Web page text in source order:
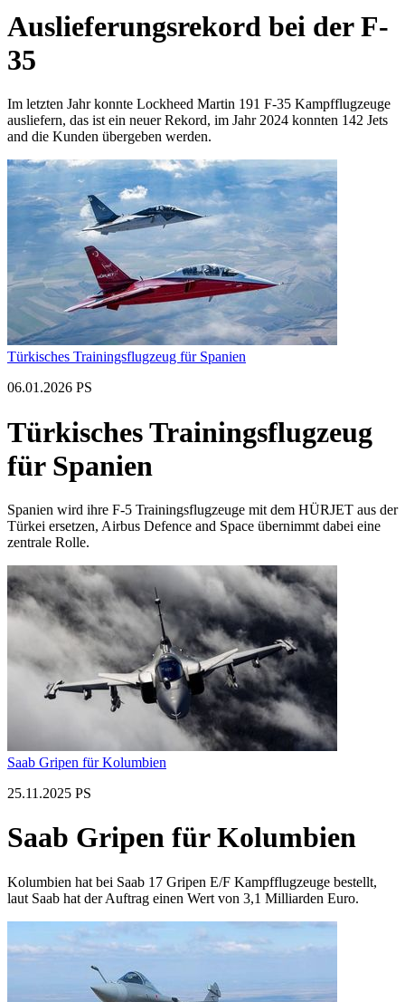
Auslieferungsrekord bei der F-
35
Im letzten Jahr konnte Lockheed Martin 191 F-35 Kampfflugzeuge
ausliefern, das ist ein neuer Rekord, im Jahr 2024 konnten 142 Jets
and die Kunden übergeben werden.
Türkisches Trainingsflugzeug für Spanien
06.01.2026 PS
Türkisches Trainingsflugzeug
für Spanien
Spanien wird ihre F-5 Trainingsflugzeuge mit dem HÜRJET aus der
Türkei ersetzen, Airbus Defence and Space übernimmt dabei eine
zentrale Rolle.
Saab Gripen für Kolumbien
25.11.2025 PS
Saab Gripen für Kolumbien
Kolumbien hat bei Saab 17 Gripen E/F Kampfflugzeuge bestellt,
laut Saab hat der Auftrag einen Wert von 3,1 Milliarden Euro.